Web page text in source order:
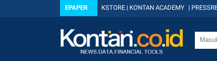
EPAPER KSTORE | KONTAN ACADEMY |